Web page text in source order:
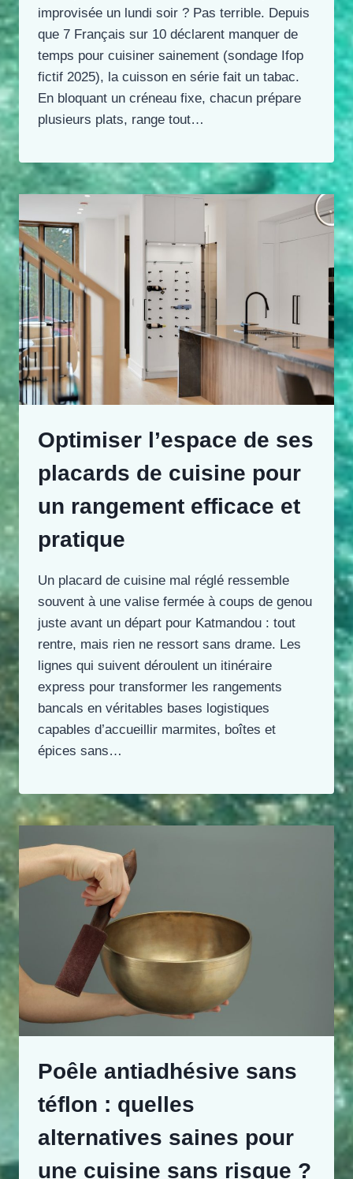
improvisée un lundi soir ? Pas terrible. Depuis
que 7 Français sur 10 déclarent manquer de
temps pour cuisiner sainement (sondage Ifop
fictif 2025), la cuisson en série fait un tabac.
En bloquant un créneau fixe, chacun prépare
plusieurs plats, range tout…
Optimiser l’espace de ses
placards de cuisine pour
un rangement efficace et
pratique
Un placard de cuisine mal réglé ressemble
souvent à une valise fermée à coups de genou
juste avant un départ pour Katmandou : tout
rentre, mais rien ne ressort sans drame. Les
lignes qui suivent déroulent un itinéraire
express pour transformer les rangements
bancals en véritables bases logistiques
capables d’accueillir marmites, boîtes et
épices sans…
Poêle antiadhésive sans
téflon : quelles
alternatives saines pour
une cuisine sans risque ?